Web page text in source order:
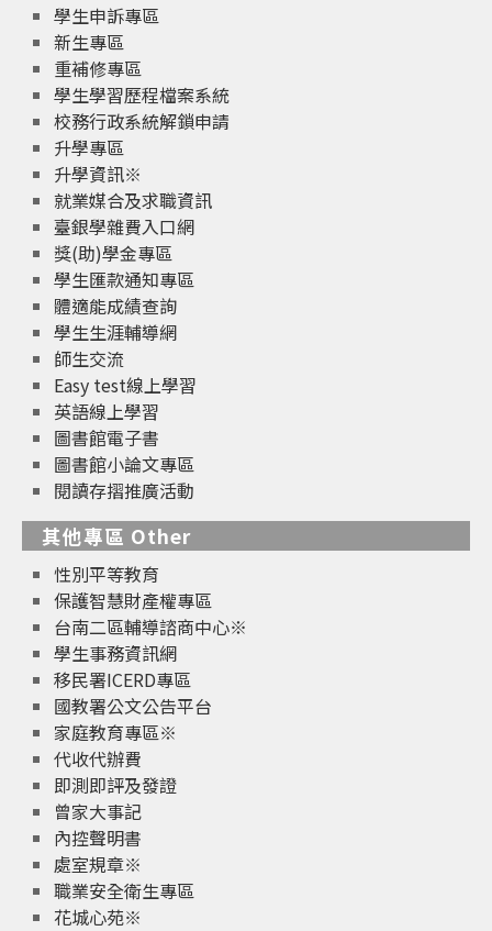
學生申訴專區
新生專區
重補修專區
學生學習歷程檔案系統
校務行政系統解鎖申請
升學專區
升學資訊※
就業媒合及求職資訊
臺銀學雜費入口網
獎(助)學金專區
學生匯款通知專區
體適能成績查詢
學生生涯輔導網
師生交流
Easy test線上學習
英語線上學習
圖書館電子書
圖書館小論文專區
閱讀存摺推廣活動
其他專區 Other
性別平等教育
保護智慧財產權專區
台南二區輔導諮商中心※
學生事務資訊網
移民署ICERD專區
國教署公文公告平台
家庭教育專區※
代收代辦費
即測即評及發證
曾家大事記
內控聲明書
處室規章※
職業安全衛生專區
花城心苑※